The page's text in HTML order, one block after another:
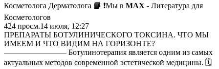
Косметолога Дерматолога 📘 ❗️Мы в MAX - Литература для
Косметологов
424 просм.14 июля, 12:27
ПРЕПАРАТЫ БОТУЛИНИЧЕСКОГО ТОКСИНА. ЧТО МЫ
ИМЕЕМ И ЧТО ВИДИМ НА ГОРИЗОНТЕ?
———————— Ботулинотерапия является одним из самых
актуальных методов современной эстетической медицины. 🗓